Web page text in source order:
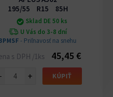
195/55 R15 85H
Sklad DE 50 ks
U Vás do 3-8 dní
- Priľnavosť na snehu
s DPH /1ks 45,45 €
+ KÚPIŤ